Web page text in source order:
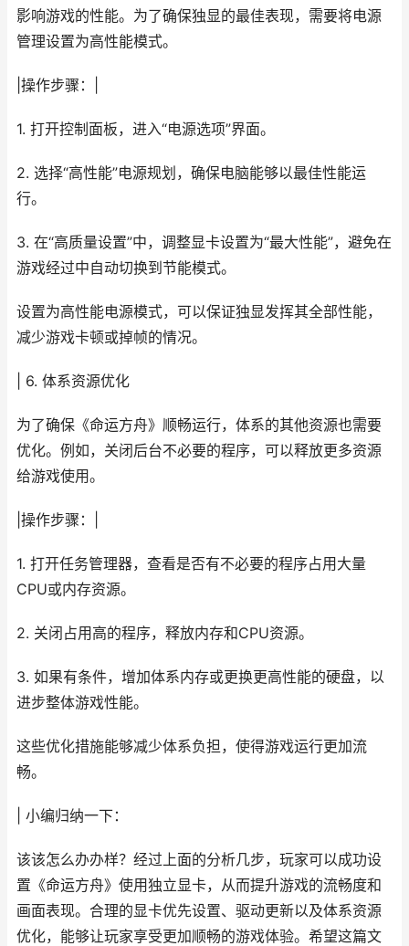
影响游戏的性能。为了确保独显的最佳表现，需要将电源
管理设置为高性能模式。
|操作步骤：|
1. 打开控制面板，进入“电源选项”界面。
2. 选择“高性能”电源规划，确保电脑能够以最佳性能运
行。
3. 在“高质量设置”中，调整显卡设置为“最大性能”，避免在
游戏经过中自动切换到节能模式。
设置为高性能电源模式，可以保证独显发挥其全部性能，
减少游戏卡顿或掉帧的情况。
| 6. 体系资源优化
为了确保《命运方舟》顺畅运行，体系的其他资源也需要
优化。例如，关闭后台不必要的程序，可以释放更多资源
给游戏使用。
|操作步骤：|
1. 打开任务管理器，查看是否有不必要的程序占用大量
CPU或内存资源。
2. 关闭占用高的程序，释放内存和CPU资源。
3. 如果有条件，增加体系内存或更换更高性能的硬盘，以
进步整体游戏性能。
这些优化措施能够减少体系负担，使得游戏运行更加流
畅。
| 小编归纳一下：
该该怎么办办样？经过上面的分析几步，玩家可以成功设
置《命运方舟》使用独立显卡，从而提升游戏的流畅度和
画面表现。合理的显卡优先设置、驱动更新以及体系资源
优化，能够让玩家享受更加顺畅的游戏体验。希望这篇文